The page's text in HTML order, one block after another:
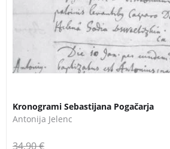
Kronogrami Sebastijana Pogačarja
Antonija Jelenc
34,90€